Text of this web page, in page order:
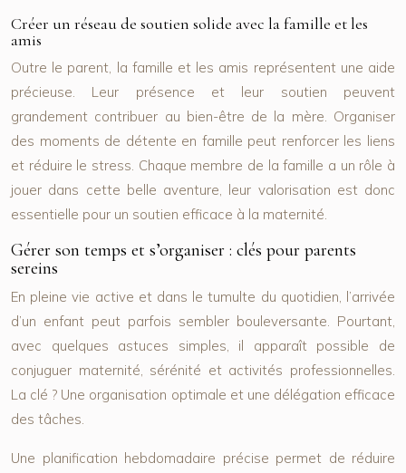
Créer un réseau de soutien solide avec la famille et les
amis
Outre le parent, la famille et les amis représentent une aide
précieuse. Leur présence et leur soutien peuvent
grandement contribuer au bien-être de la mère. Organiser
des moments de détente en famille peut renforcer les liens
et réduire le stress. Chaque membre de la famille a un rôle à
jouer dans cette belle aventure, leur valorisation est donc
essentielle pour un soutien efficace à la maternité.
Gérer son temps et s’organiser : clés pour parents
sereins
En pleine vie active et dans le tumulte du quotidien, l’arrivée
d’un enfant peut parfois sembler bouleversante. Pourtant,
avec quelques astuces simples, il apparaît possible de
conjuguer maternité, sérénité et activités professionnelles.
La clé ? Une organisation optimale et une délégation efficace
des tâches.
Une planification hebdomadaire précise permet de réduire